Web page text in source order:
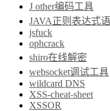
J other编码工具
JAVA正则表达式
jsfuck
ophcrack
shiro在线解密
websocket调试工具
wildcard DNS
XSS-cheat-sheet
XSSOR